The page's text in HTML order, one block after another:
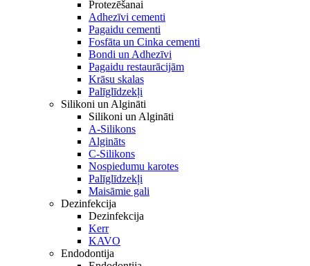
Protezēšanai
Adhezīvi cementi
Pagaidu cementi
Fosfāta un Cinka cementi
Bondi un Adhezīvi
Pagaidu restaurācijām
Krāsu skalas
Palīglīdzekļi
Silikoni un Algināti
Silikoni un Algināti
A-Silikons
Algināts
C-Silikons
Nospiedumu karotes
Palīglīdzekļi
Maisāmie gali
Dezinfekcija
Dezinfekcija
Kerr
KAVO
Endodontija